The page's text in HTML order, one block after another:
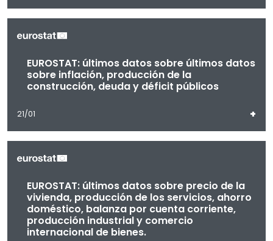
EUROSTAT: últimos datos sobre últimos datos
sobre inflación, producción de la
construcción, deuda y déficit públicos
21/01 +
EUROSTAT: últimos datos sobre precio de la
vivienda, producción de los servicios, ahorro
doméstico, balanza por cuenta corriente,
producción industrial y comercio
internacional de bienes.